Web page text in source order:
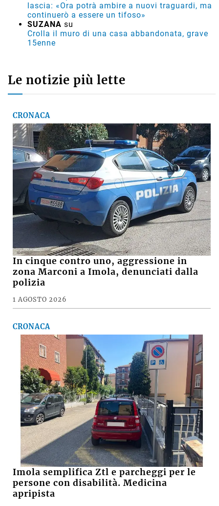
lascia: «Ora potrà ambire a nuovi traguardi, ma
continuerò a essere un tifoso»
SUZANA su
Crolla il muro di una casa abbandonata, grave
15enne
Le notizie più lette
CRONACA
In cinque contro uno, aggressione in
zona Marconi a Imola, denunciati dalla
polizia
1 AGOSTO 2026
CRONACA
Imola semplifica Ztl e parcheggi per le
persone con disabilità. Medicina
apripista